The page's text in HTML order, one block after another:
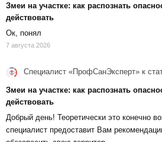
Змеи на участке: как распознать
действовать
Ок, понял
7 августа 2026
Специалист «ПрофСанЭксперт» к
Змеи на участке: как распознать
действовать
Добрый день! Теоретически это конечно
специалист предоставит Вам